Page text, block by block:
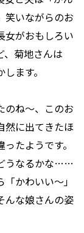
笑いながらのお
女がおもしろい
、菊地さんは
ます。
のね～、このお
然に出てきたほ
たようです。
うなるかな……
かわいい～」
んな娘さんの姿